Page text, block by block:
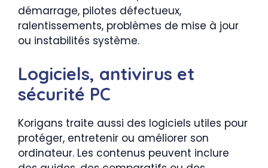
démarrage, pilotes défectueux,
ralentissements, problèmes de mise à jour
ou instabilités système.
Logiciels, antivirus et
sécurité PC
Korigans traite aussi des logiciels utiles pour
protéger, entretenir ou améliorer son
ordinateur. Les contenus peuvent inclure